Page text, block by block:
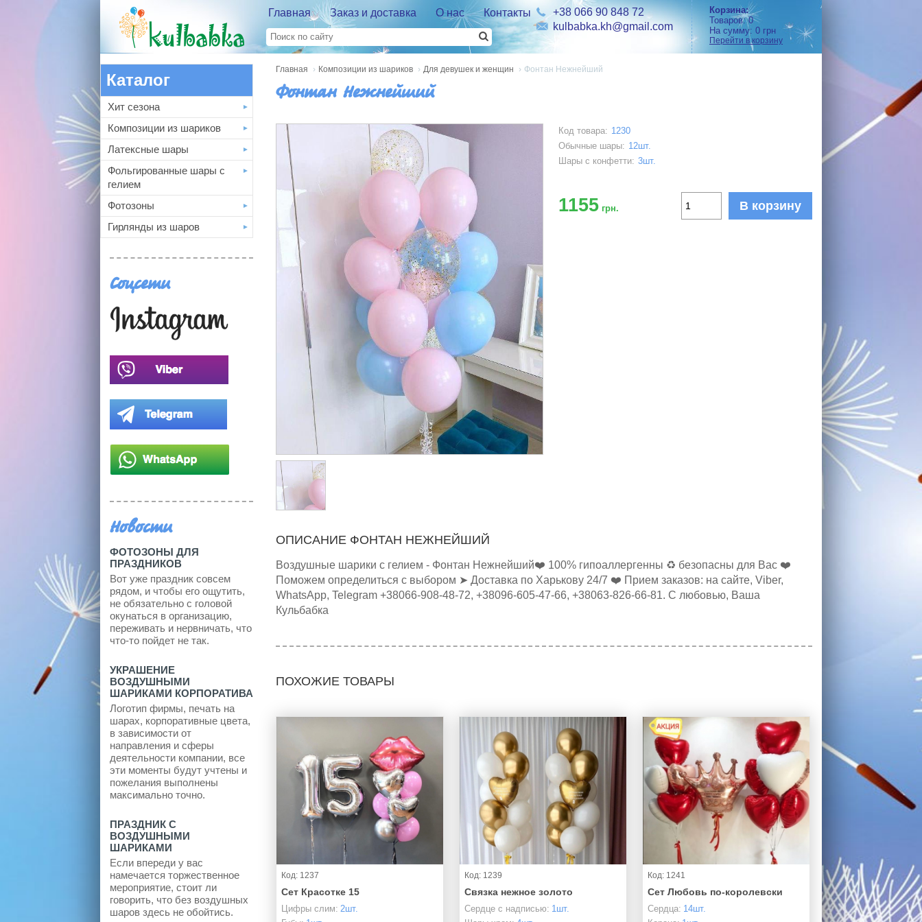
Главная Заказ и доставка О нас Контакты
+38 066 90 848 72
kulbabka.kh@gmail.com
Корзина:
Товаров:0
На сумму: 0 грн
Перейти в корзину
Каталог
Хит сезона
Композиции из шариков
Латексные шары
Фольгированные шары с
гелием
Фотозоны
Гирлянды из шаров
Соцсети
Новости
ФОТОЗОНЫ ДЛЯ
ПРАЗДНИКОВ
Вот уже праздник совсем
рядом, и чтобы его ощутить,
не обязательно с головой
окунаться в организацию,
переживать и нервничать, что
что-то пойдет не так.
УКРАШЕНИЕ
ВОЗДУШНЫМИ
ШАРИКАМИ КОРПОРАТИВА
Логотип фирмы, печать на
шарах, корпоративные цвета,
в зависимости от
направления и сферы
деятельности компании, все
эти моменты будут учтены и
пожелания выполнены
максимально точно.
ПРАЗДНИК С
ВОЗДУШНЫМИ
ШАРИКАМИ
Если впереди у вас
намечается торжественное
мероприятие, стоит ли
говорить, что без воздушных
шаров здесь не обойтись.
Главная › Композиции из шариков › Для девушек и женщин › Фонтан Нежнейший
Фонтан Нежнейший
Код товара: 1230
Обычные шары: 12шт.
Шары с конфетти: 3шт.
1155 грн. В корзину
ОПИСАНИЕ ФОНТАН НЕЖНЕЙШИЙ
Воздушные шарики с гелием - Фонтан Нежнейший❤️ 100% гипоаллергенны ♻️ безопасны для Вас ❤️
Поможем определиться с выбором ➤ Доставка по Харькову 24/7 ❤️ Прием заказов: на сайте, Viber,
WhatsApp, Telegram +38066-908-48-72, +38096-605-47-66, +38063-826-66-81. С любовью, Ваша
Кульбабка
ПОХОЖИЕ ТОВАРЫ
Код: 1237
Сет Красотке 15
Цифры слим: 2шт.
Код: 1239
Связка нежное золото
Сердце с надписью: 1шт.
Код: 1241
Сет Любовь по-королевски
Сердца: 14шт.